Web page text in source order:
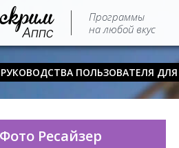
Программы
на любой вкус
РУКОВОДСТВА ПОЛЬЗОВАТЕЛЯ
Фото Ресайзер